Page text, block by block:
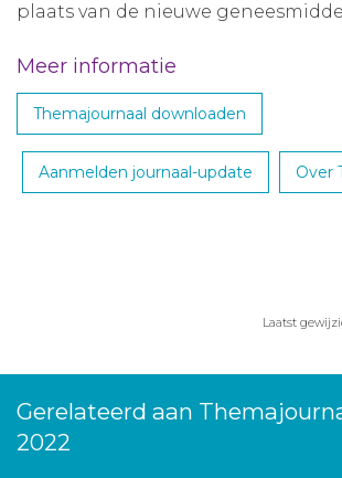
plaats van de nieuwe
Meer informatie
Themajournaal downloaden
Aanmelden journaal-update Over
Laatst
Gerelateerd aan
2022